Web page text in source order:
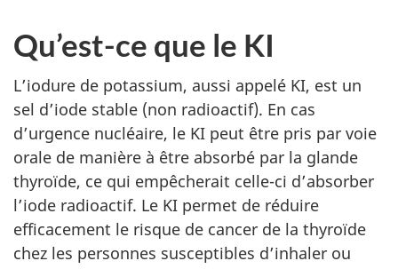
Qu’est-ce que le KI
L’iodure de potassium, aussi appelé KI, est un
sel d’iode stable (non radioactif). En cas
d’urgence nucléaire, le KI peut être pris par voie
orale de manière à être absorbé par la glande
thyroïde, ce qui empêcherait celle-ci d’absorber
l’iode radioactif. Le KI permet de réduire
efficacement le risque de cancer de la thyroïde
chez les personnes susceptibles d’inhaler ou